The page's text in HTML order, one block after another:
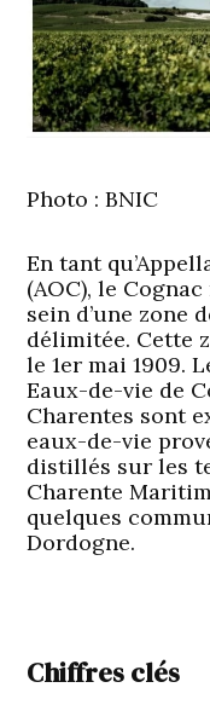
Photo : BNIC
En tant
(AOC), le
sein d’une zone
délimitée. Cette
le 1er mai 1909.
Eaux-de-vie de
Charentes sont
eaux-de-vie
distillés sur les
Charente
quelques
Dordogne.
Chiffres clés